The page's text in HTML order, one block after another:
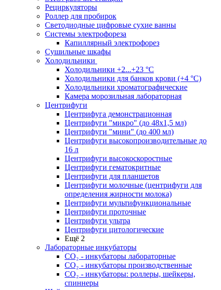
Рециркуляторы
Роллер для пробирок
Светодиодные цифровые сухие ванны
Системы электрофореза
Капиллярный электрофорез
Сушильные шкафы
Холодильники
Холодильники +2...+23 °С
Холодильники для банков крови (+4 °С)
Холодильники хроматографические
Камера морозильная лабораторная
Центрифуги
Центрифуга демонстрационная
Центрифуги "микро" (до 48x1,5 мл)
Центрифуги "мини" (до 400 мл)
Центрифуги высокопроизводительные до
16 л
Центрифуги высокоскоростные
Центрифуги гематокритные
Центрифуги для планшетов
Центрифуги молочные (центрифуги для
определения жирности молока)
Центрифуги мультифункциональные
Центрифуги проточные
Центрифуги ультра
Центрифуги цитологические
Ещё 2
Лабораторные инкубаторы
СО₂ - инкубаторы лабораторные
СО₂ - инкубаторы производственные
СО₂ - инкубаторы: роллеры, шейкеры,
спиннеры